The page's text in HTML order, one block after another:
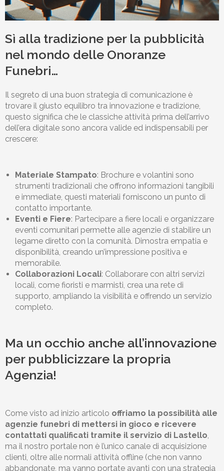
Sì alla tradizione per la pubblicità
nel mondo delle Onoranze
Funebri…
Il segreto di una buon strategia di comunicazione è
trovare il giusto equilibro tra innovazione e tradizione,
questo significa che le classiche attività prima dell’arrivo
dell’era digitale sono ancora valide ed indispensabili per
crescere:
Materiale Stampato: Brochure e volantini sono
strumenti tradizionali che offrono informazioni tangibili
e immediate, questi materiali forniscono un punto di
contatto importante.
Eventi e Fiere: Partecipare a fiere locali e organizzare
eventi comunitari permette alle agenzie di stabilire un
legame diretto con la comunità. Dimostra empatia e
disponibilità, creando un’impressione positiva e
memorabile.
Collaborazioni Locali: Collaborare con altri servizi
locali, come fioristi e marmisti, crea una rete di
supporto, ampliando la visibilità e offrendo un servizio
completo.
Ma un occhio anche all’innovazione
per pubblicizzare la propria
Agenzia!
Come visto ad inizio articolo offriamo la possibilità alle
agenzie funebri di mettersi in gioco e ricevere
contattati qualificati tramite il servizio di Lastello,
ma il nostro portale non è l’unico canale di acquisizione
clienti, oltre alle normali attività offline (che non vanno
abbandonate, ma vanno portate avanti con una strategia